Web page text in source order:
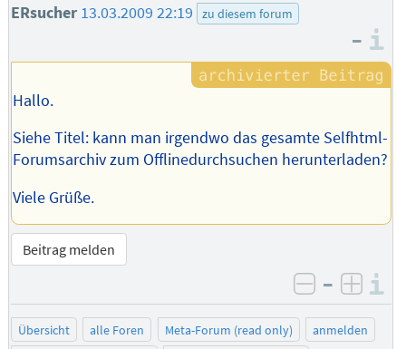
ERsucher 13.03.2009 22:19 zu diesem forum
–
Hallo.
Siehe Titel: kann man irgendwo das gesamte Selfhtml-
Forumsarchiv zum Offlinedurchsuchen herunterladen?
Viele Grüße.
Beitrag melden
negativ
–
Übersicht alle Foren Meta-Forum (read only)
anmelden